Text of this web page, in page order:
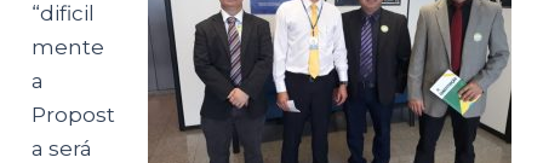
“dificil
mente
a
Propost
a será